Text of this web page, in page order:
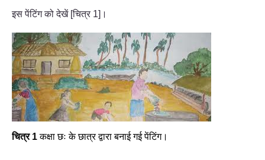
इस पेंटिंग को देखें [चित्र 1]।
चित्र 1कक्षा छः के छात्र द्वारा बनाई गई पेंटिंग।